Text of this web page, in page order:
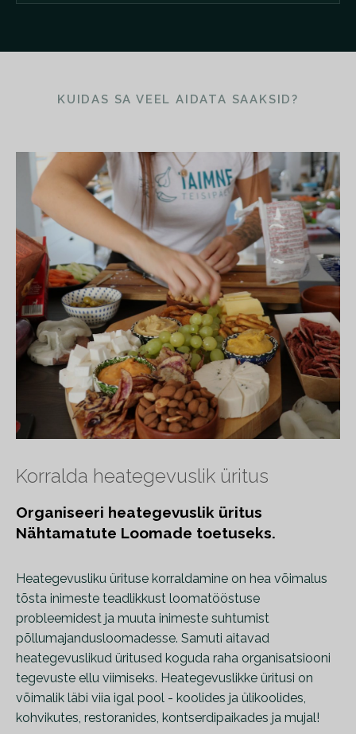
KUIDAS SA VEEL AIDATA SAAKSID?
Korralda heategevuslik üritus
Organiseeri heategevuslik üritus
Nähtamatute Loomade toetuseks.
Heategevusliku ürituse korraldamine on hea võimalus
tõsta inimeste teadlikkust loomatööstuse
probleemidest ja muuta inimeste suhtumist
põllumajandusloomadesse. Samuti aitavad
heategevuslikud üritused koguda raha organisatsiooni
tegevuste ellu viimiseks. Heategevuslikke üritusi on
võimalik läbi viia igal pool - koolides ja ülikoolides,
kohvikutes, restoranides, kontserdipaikades ja mujal!